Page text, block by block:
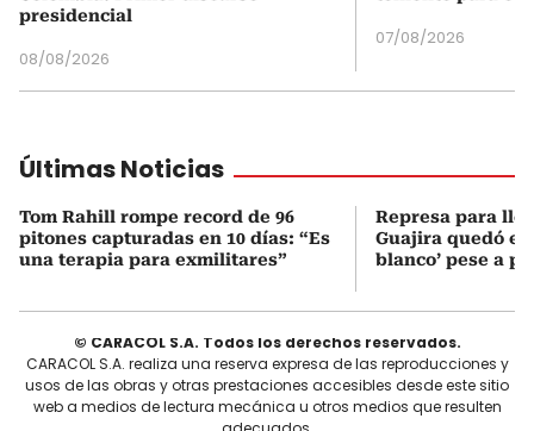
presidencial
08/08/2026
07/08/2026
Últimas Noticias
Tom Rahill rompe record de 96
pitones capturadas en 10 días: “Es
una terapia para exmilitares”
Represa para
Guajira quedó en
blanco’ pese a
© CARACOL S.A. Todos los derechos reservados.
CARACOL S.A. realiza una reserva expresa de las reproducciones y
usos de las obras y otras prestaciones accesibles desde este sitio
web a medios de lectura mecánica u otros medios que resulten